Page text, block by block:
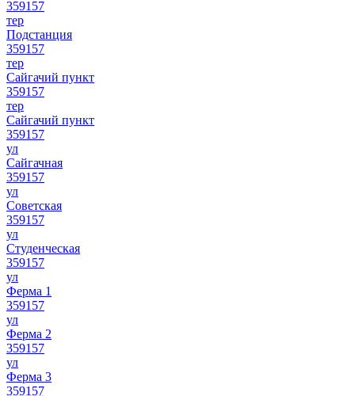
359157
тер
Подстанция
359157
тер
Сайгачий пункт
359157
тер
Сайгачий пункт
359157
ул
Сайгачная
359157
ул
Советская
359157
ул
Студенческая
359157
ул
Ферма 1
359157
ул
Ферма 2
359157
ул
Ферма 3
359157